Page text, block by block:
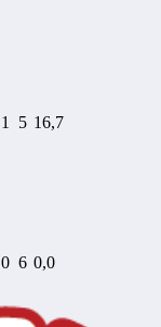
1 5 16,7
0 6 0,0